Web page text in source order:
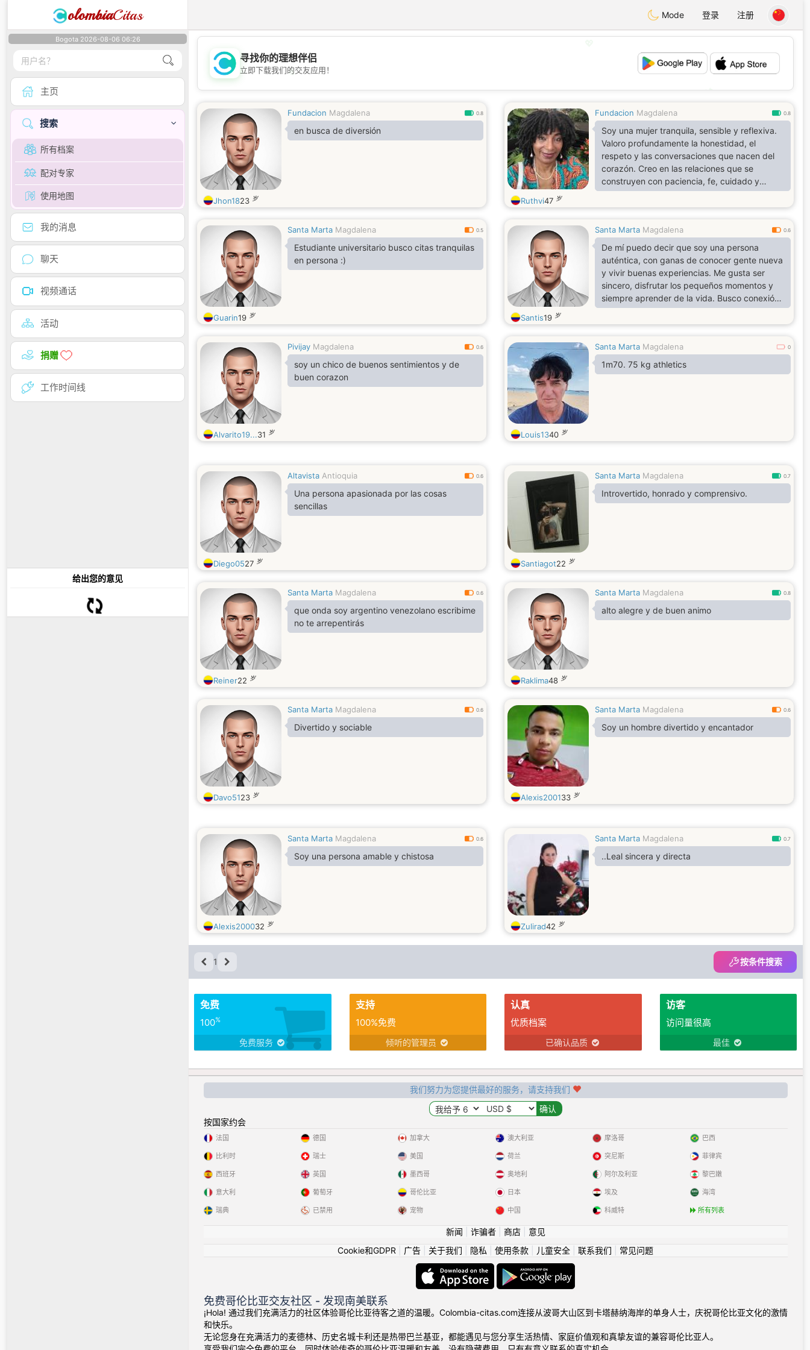
olombiaCitas Mode 登录 注册
Bogota 2026-08-06 06:26
主页
搜索
所有档案
配对专家
使用地图
我的消息
聊天
视频通话
活动
捐赠
工作时间线
给出您的意见
💖
💕
寻找你的理想伴侣
立即下载我们的交友应用！
Fundacion Magdalena 0.8
en busca de diversión
Jhon1823 岁
Fundacion Magdalena 0.8
Soy una mujer tranquila, sensible y reflexiva.
Valoro profundamente la honestidad, el
respeto y las conversaciones que nacen del
corazón. Creo en las relaciones que se
construyen con paciencia, fe, cuidado y
complicidad, donde el cariño se expresa en
los pequeños gestos. Disfruto las cosas
basada en el apoyo mutuo, el crecimiento
compartido y una conexión real
Ruthvi47 岁
Santa Marta Magdalena 0.5
Estudiante universitario busco citas tranquilas
en persona :)
Guarin19 岁
Santa Marta Magdalena 0.6
De mí puedo decir que soy una persona
auténtica, con ganas de conocer gente nueva
y vivir buenas experiencias. Me gusta ser
sincero, disfrutar los pequeños momentos y
siempre aprender de la vida. Busco conexión
y buena energía, alguien con quien compartir
risas y complicidad.
Santis19 岁
Pivijay Magdalena 0.6
soy un chico de buenos sentimientos y de
buen corazon
Alvarito19...31 岁
Santa Marta Magdalena 0
1m70. 75 kg athletics
Louis1340 岁
Altavista Antioquia 0.6
Una persona apasionada por las cosas
sencillas
Diego0527 岁
Santa Marta Magdalena 0.7
Introvertido, honrado y comprensivo.
Santiagot22 岁
Santa Marta Magdalena 0.6
que onda soy argentino venezolano escribime
no te arrepentirás
Reiner22 岁
Santa Marta Magdalena 0.8
alto alegre y de buen animo
Raklima48 岁
Santa Marta Magdalena 0.6
Divertido y sociable
Davo5123 岁
Santa Marta Magdalena 0.6
Soy un hombre divertido y encantador
Alexis200133 岁
Santa Marta Magdalena 0.6
Soy una persona amable y chistosa
Alexis200032 岁
Santa Marta Magdalena 0.7
..Leal sincera y directa
Zulirad42 岁
1 按条件搜索
免费
100%
免费服务
支持
100%免费
倾听的管理员
认真
优质档案
已确认品质
访客
访问量很高
最佳
我们努力为您提供最好的服务，请支持我们
按国家约会
法国
比利时
西班牙
意大利
瑞典
德国
瑞士
英国
葡萄牙
已禁用
加拿大
美国
墨西哥
哥伦比亚
宠物
澳大利亚
荷兰
奥地利
日本
中国
摩洛哥
突尼斯
阿尔及利亚
埃及
科威特
巴西
菲律宾
黎巴嫩
海湾
所有列表
新闻 诈骗者| 商店| 意见
Cookie和GDPR
广告 关于我们 隐私 使用条款 儿童安全 联系我们 常见问题
免费哥伦比亚交友社区 - 发现南美联系
¡Hola! 通过我们充满活力的社区体验哥伦比亚待客之道的温暖。Colombia-citas.com连接从波哥大山区到卡塔赫纳海岸的单身人士，庆祝哥伦比亚文化的激情
和快乐。
无论您身在充满活力的麦德林、历史名城卡利还是热带巴兰基亚，都能遇见与您分享生活热情、家庭价值观和真挚友谊的兼容哥伦比亚人。